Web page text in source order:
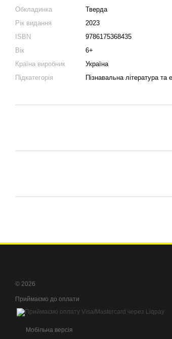
Обкладинка
Тверда
Рік видання
2023
ISBN
9786175368435
Вік
6+
Країна виробник
Україна
Підкатегорія
Пізнавальна література та
© 2026
Приймаємо до оплати
Мобільна версія